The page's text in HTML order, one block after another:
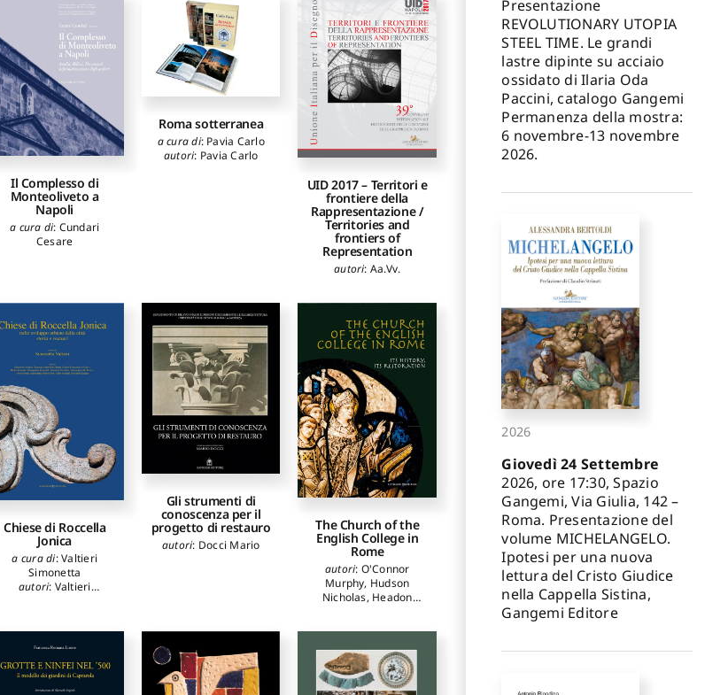
Il Complesso di
Monteoliveto a
Napoli
a cura di: Cundari
Cesare
Roma sotterranea
a cura di: Pavia Carlo
autori: Pavia Carlo
UID 2017 – Territori e
frontiere della
Rappresentazione /
Territories and
frontiers of
Representation
autori: Aa.Vv.
Chiese di Roccella
Jonica
a cura di:Valtieri
Simonetta
autori: Valtieri
Marta,Cuteri
Francesco A.
,
Giuseppina,Uccellini
Eleonora ,De Marco
Gli strumenti di
conoscenza per il
progetto di restauro
autori: Docci Mario
The Church of the
English College in
Rome
autori: O'Connor
Murphy, Hudson
Nicholas, Headon
Angelo,Marascialli
Sara,Violini Paolo,
Riotta Claudio
Presentazione
REVOLUTIONARY UTOPIA
STEEL TIME. Le grandi
lastre dipinte su acciaio
ossidato di Ilaria Oda
Paccini, catalogo Gangemi
Permanenza della mostra:
6 novembre-13 novembre
2026.
2026
Giovedì 24 Settembre
2026, ore 17:30, Spazio
Gangemi, Via Giulia, 142 –
Roma. Presentazione del
volume MICHELANGELO.
Ipotesi per una nuova
lettura del Cristo Giudice
nella Cappella Sistina,
Gangemi Editore